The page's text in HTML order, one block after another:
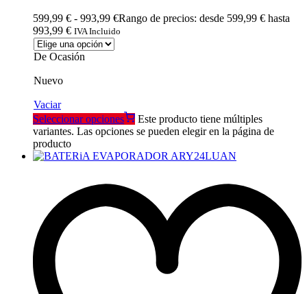
599,99 € - 993,99 €Rango de precios: desde 599,99 € hasta
993,99 € IVA Incluido
De Ocasión
Nuevo
Vaciar
Seleccionar opciones
Este producto tiene múltiples
variantes. Las opciones se pueden elegir en la página de
producto